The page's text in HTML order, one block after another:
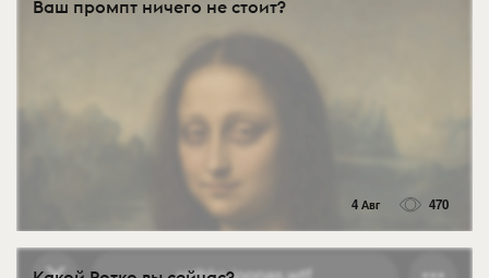
Ваш промпт ничего не стоит?
4 Авг 470